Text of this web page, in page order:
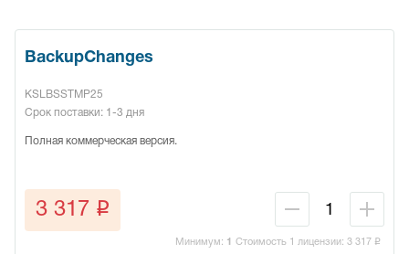
BackupChanges
KSLBSSTMP25
Срок поставки: 1-3 дня
Полная коммерческая версия.
Минимум: 1 Стоимость 1 лицензии: 3 317 q
3 317 q